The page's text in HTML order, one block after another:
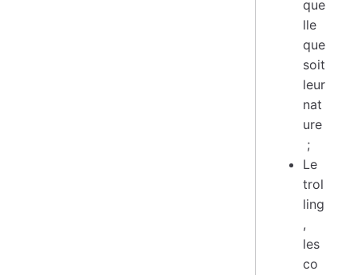
que
lle
que
soit
leur
nat
ure
;
Le
trol
ling
,
les
co